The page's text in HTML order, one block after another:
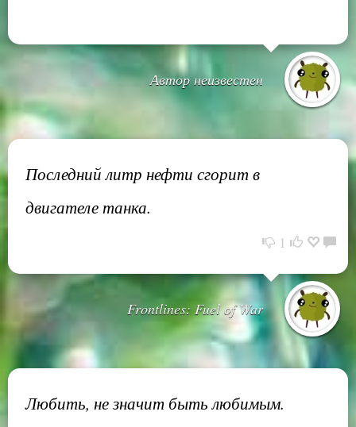
Автор неизвестен
Последний литр нефти сгорит в
двигателе танка.
1
Frontlines: Fuel of War
Любить, не значит быть любимым.